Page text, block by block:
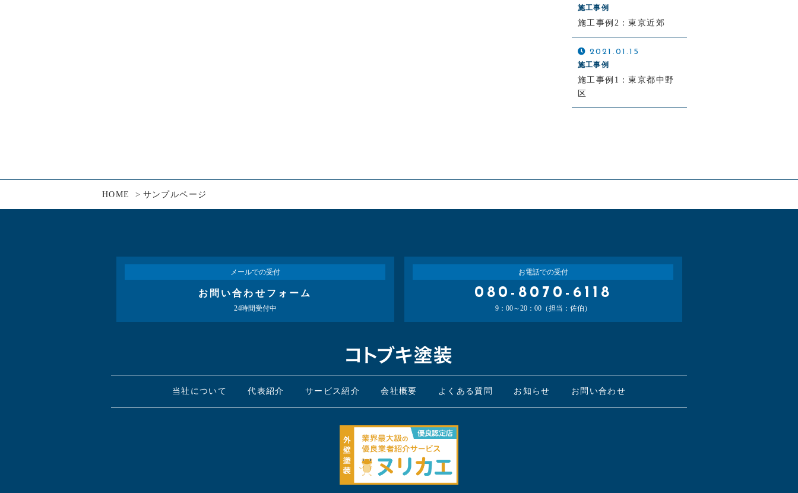
施工事例
施工事例2：東京近郊
2021.01.15
施工事例
施工事例1：東京都中野
区
HOME サンプルページ
メールでの受付
お問い合わせフォーム
24時間受付中
お電話での受付
080-8070-6118
9：00～20：00（担当：佐伯）
当社について 代表紹介 サービス紹介 会社概要 よくある質問 お知らせ お問い合わせ